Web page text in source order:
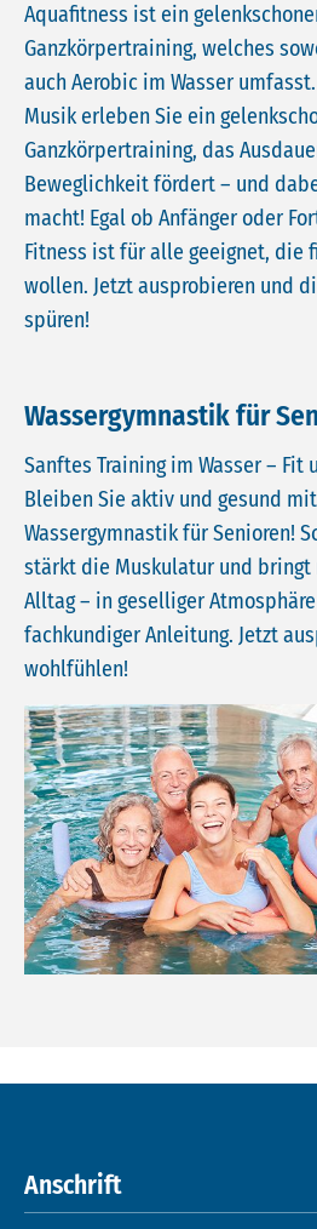
Aquafitness ist ein
Ganzkörpertraining, welches
auch Aerobic im Wasser
Musik erleben Sie ein
Ganzkörpertraining, das
Beweglichkeit fördert – und
macht! Egal ob Anfänger oder
Fitness ist für alle geeignet, die
wollen. Jetzt ausprobieren und
spüren!
Wassergymnastik für
Sanftes Training im Wasser –
Bleiben Sie aktiv und gesund
Wassergymnastik für Senioren!
stärkt die Muskulatur und bringt
Alltag – in geselliger
fachkundiger Anleitung. Jetzt
wohlfühlen!
Anschrift